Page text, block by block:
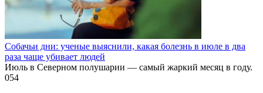
Собачьи дни: ученые выяснили, какая болезнь в июле в два
раза чаще убивает людей
Июль в Северном полушарии — самый жаркий месяц в году.
054